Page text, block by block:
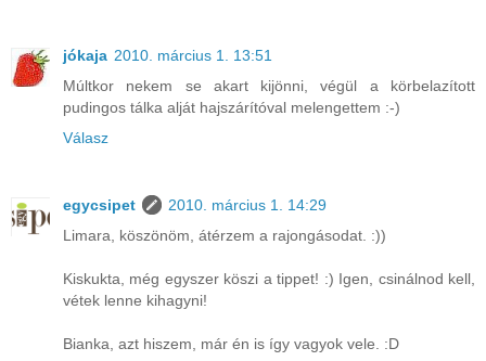
jókaja 2010. március 1. 13:51
Múltkor nekem se akart kijönni, végül a körbelazított
pudingos tálka alját hajszárítóval melengettem :-)
Válasz
egycsipet
2010. március 1. 14:29
Limara, köszönöm, átérzem a rajongásodat. :))
Kiskukta, még egyszer köszi a tippet! :) Igen, csinálnod kell,
vétek lenne kihagyni!
Bianka, azt hiszem, már én is így vagyok vele. :D